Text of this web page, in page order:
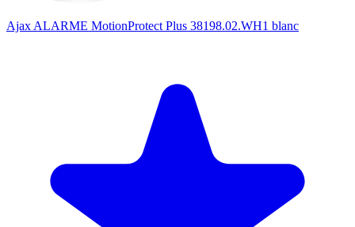
Ajax ALARME MotionProtect Plus 38198.02.WH1 blanc